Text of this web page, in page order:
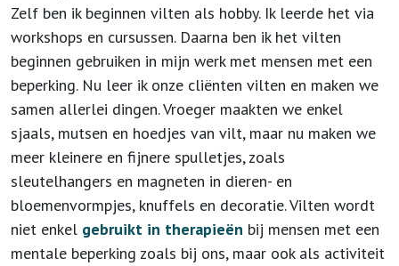
Zelf ben ik beginnen vilten als hobby. Ik leerde het via
workshops en cursussen. Daarna ben ik het vilten
beginnen gebruiken in mijn werk met mensen met een
beperking. Nu leer ik onze cliënten vilten en maken we
samen allerlei dingen. Vroeger maakten we enkel
sjaals, mutsen en hoedjes van vilt, maar nu maken we
meer kleinere en fijnere spulletjes, zoals
sleutelhangers en magneten in dieren- en
bloemenvormpjes, knuffels en decoratie. Vilten wordt
niet enkel gebruikt in therapieën bij mensen met een
mentale beperking zoals bij ons, maar ook als activiteit